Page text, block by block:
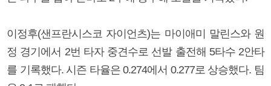
이정후(샌프란시스코 자이언츠)는 마이애미 말린스와 원
정 경기에서 2번 타자 중견수로 선발 출전해 5타수 2안타
를 기록했다. 시즌 타율은 0.274에서 0.277로 상승했다. 팀